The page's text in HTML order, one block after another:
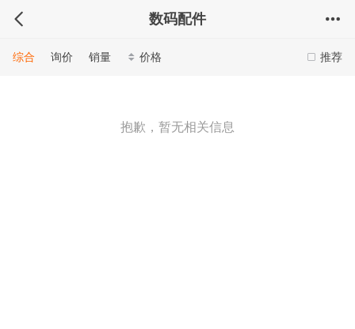
数码配件
推荐
综合 询价 销量 价格
抱歉，暂无相关信息